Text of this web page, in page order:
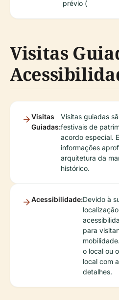
prévio (
Visitas
Visitas
Guiadas:
Visitas guiadas
festivais de
acordo especial.
informações
arquitetura da
histórico.
Acessibilidade:Devido à
para
o local ou
local com
detalhes.